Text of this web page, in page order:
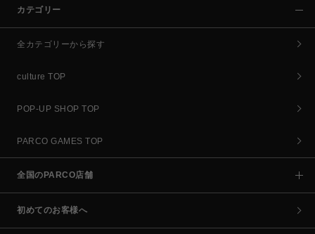
カテゴリー
全カテゴリーから探す
culture TOP
POP-UP SHOP TOP
PARCO GAMES TOP
全国のPARCO店舗
初めてのお客様へ